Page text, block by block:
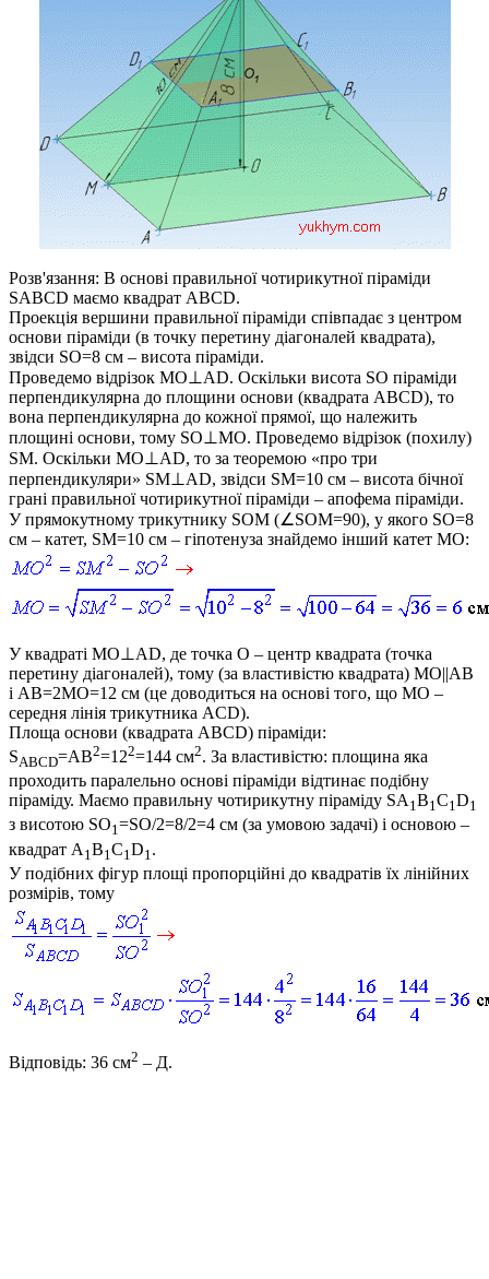
Розв'язання: В основі правильної чотирикутної піраміди
SABCD маємо квадрат ABCD.
Проекція вершини правильної піраміди співпадає з центром
основи піраміди (в точку перетину діагоналей квадрата),
звідси SO=8 см – висота піраміди.
Проведемо відрізок MO⊥AD. Оскільки висота SO піраміди
перпендикулярна до площини основи (квадрата ABCD), то
вона перпендикулярна до кожної прямої, що належить
площині основи, тому SO⊥MO. Проведемо відрізок (похилу)
SM. Оскільки MO⊥AD, то за теоремою «про три
перпендикуляри» SM⊥AD, звідси SM=10 см – висота бічної
грані правильної чотирикутної піраміди – апофема піраміди.
У прямокутному трикутнику SOM (∠SOM=90), у якого SO=8
см – катет, SM=10 см – гіпотенуза знайдемо інший катет MO:
У квадраті MO⊥AD, де точка O – центр квадрата (точка
перетину діагоналей), тому (за властивістю квадрата) MO||AB
і AB=2MO=12 см (це доводиться на основі того, що MO –
середня лінія трикутника ACD).
Площа основи (квадрата ABCD) піраміди:
SABCD=AB2=122=144 см2. За властивістю: площина яка
проходить паралельно основі піраміди відтинає подібну
піраміду. Маємо правильну чотирикутну піраміду SA 1B1C1D1
з висотою SO1=SO/2=8/2=4 см (за умовою задачі) і основою –
квадрат A 1 B1 C1 D1 .
У подібних фігур площі пропорційні до квадратів їх лінійних
розмірів, тому
Відповідь: 36 см2 – Д.